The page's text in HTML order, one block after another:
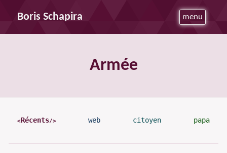
Boris Schapira menu
Armée
Récents web citoyen papa